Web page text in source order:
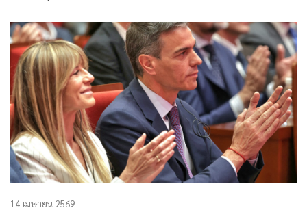
14 เมษายน 2569